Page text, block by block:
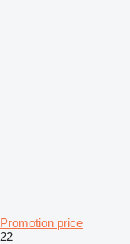
Promotion price
22